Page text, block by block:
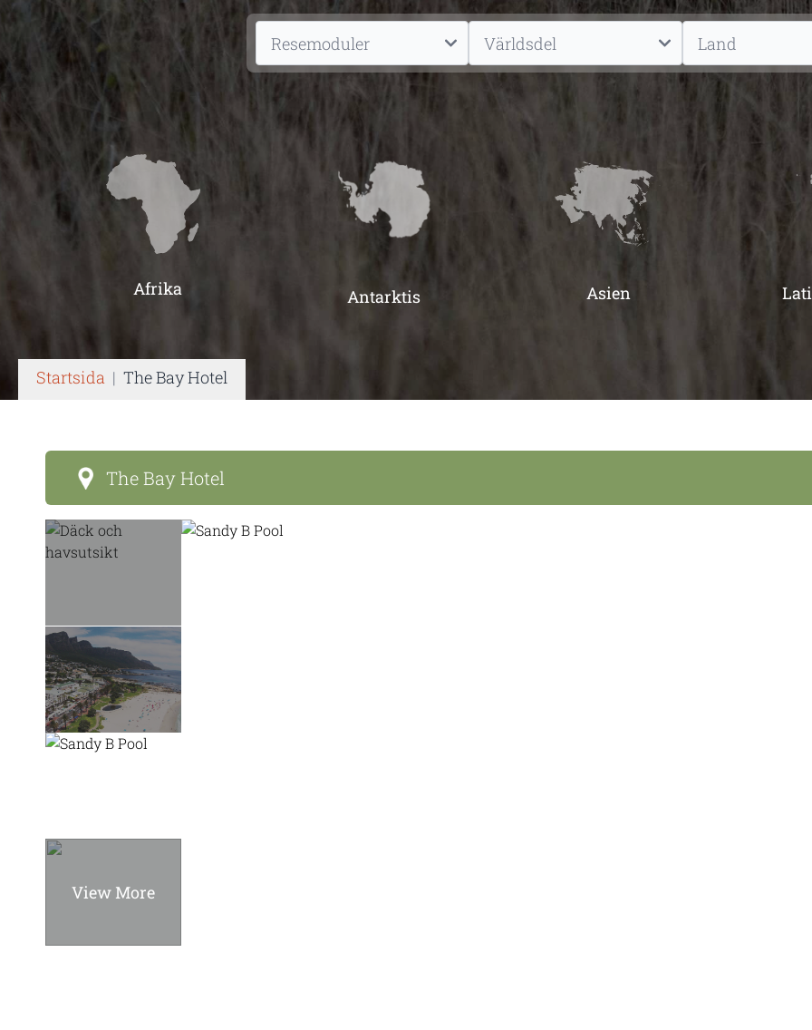
Afrika Antarktis Asien
Startsida | The Bay Hotel
The Bay Hotel
View More